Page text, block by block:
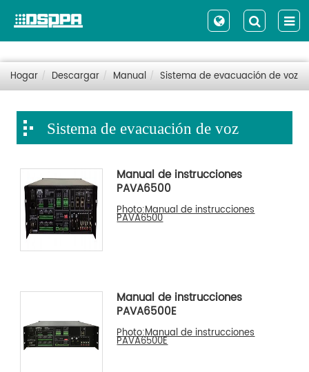
Hogar Descargar Manual Sistema de evacuación de voz
Sistema de evacuación de voz
Manual de instrucciones
PAVA6500
Photo:Manual de instrucciones
PAVA6500
Manual de instrucciones
PAVA6500E
Photo:Manual de instrucciones
PAVA6500E